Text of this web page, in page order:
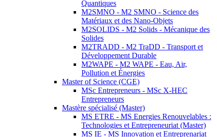
Quantiques
M2SMNO - M2 SMNO - Science des
Matériaux et des Nano-Objets
M2SOLIDS - M2 Solids - Mécanique des
Solides
M2TRADD - M2 TraDD - Transport et
Développement Durable
M2WAPE - M2 WAPE - Eau, Air,
Pollution et Énergies
Master of Science (CGE)
MSc Entrepreneurs - MSc X-HEC
Entrepreneurs
Mastère spécialisé (Master)
MS ETRE - MS Energies Renouvelables :
Technologies et Entrepreneuriat (Master)
MS IE - MS Innovation et Entreprenariat